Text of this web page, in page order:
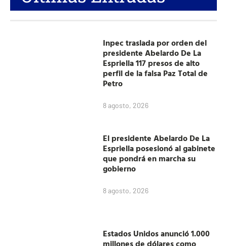
Inpec traslada por orden del
presidente Abelardo De La
Espriella 117 presos de alto
perfil de la falsa Paz Total de
Petro
8 agosto, 2026
El presidente Abelardo De La
Espriella posesionó al gabinete
que pondrá en marcha su
gobierno
8 agosto, 2026
Estados Unidos anunció 1.000
millones de dólares como